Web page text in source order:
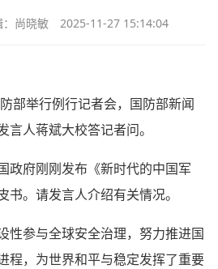
：尚晓敏 2025-11-27 15:14:04
部举行例行记者会，国防部新闻
人蒋斌大校答记者问。
政府刚刚发布《新时代的中国军
。请发言人介绍有关情况。
性参与全球安全治理，努力推进国
程，为世界和平与稳定发挥了重要